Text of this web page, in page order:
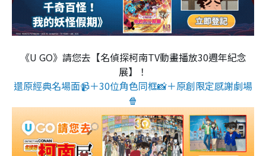
《U GO》請您去【名偵探柯南TV動畫播放30週年紀念
展】！
還原經典名場面📹＋30位角色同框📸＋原創限定感謝劇場
🍿